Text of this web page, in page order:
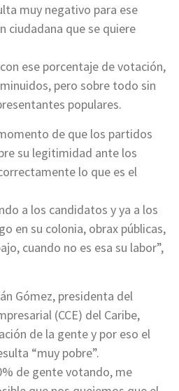
muy negativo para ese
ciudadana que se quiere
ese porcentaje de votación,
pero sobre todo sin
populares.
de que los partidos
su legitimidad ante los
lo que es el
a los candidatos y ya a los
en su colonia, obrax públicas,
cuando no es esa su labor”,
Gómez, presidenta del
(CCE) del Caribe,
de la gente y por eso el
“muy pobre”.
de gente votando, me